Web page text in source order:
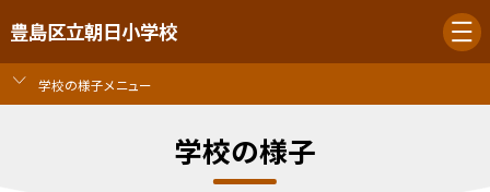
豊島区立朝日小学校
学校の様子メニュー
学校の様子